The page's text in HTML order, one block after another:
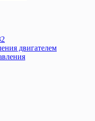
(УЗИП)
двигателем